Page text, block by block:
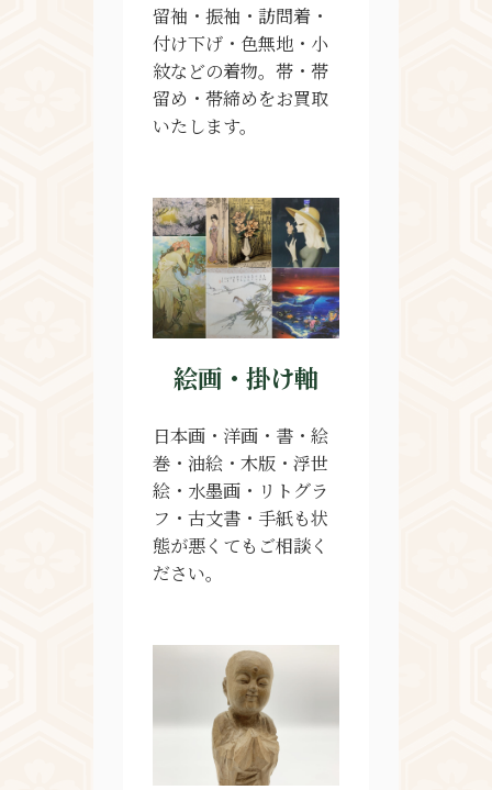
留袖・振袖・訪問着・
付け下げ・色無地・小
紋などの着物。帯・帯
留め・帯締めをお買取
いたします。
絵画・掛け軸
日本画・洋画・書・絵
巻・油絵・木版・浮世
絵・水墨画・リトグラ
フ・古文書・手紙も状
態が悪くてもご相談く
ださい。